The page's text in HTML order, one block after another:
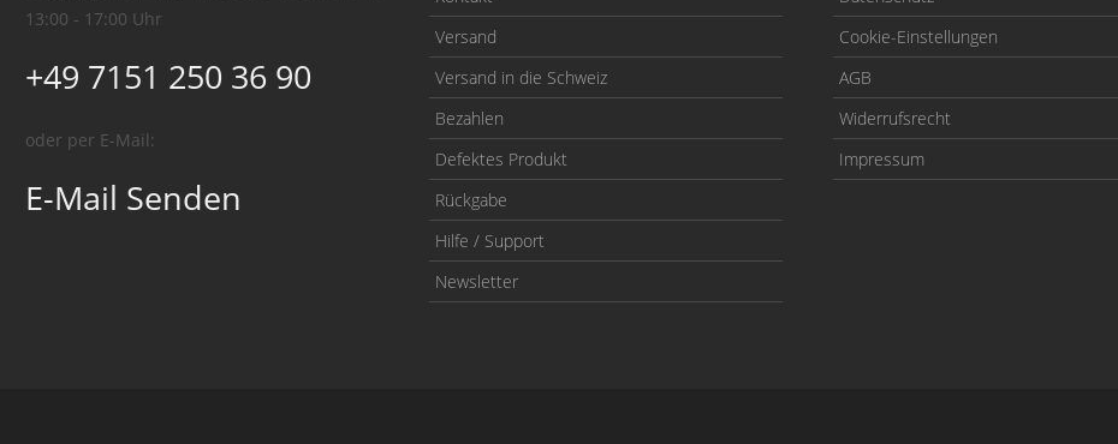
13:00 - 17:00 Uhr
+49 7151 250 36 90
oder per E-Mail:
E-Mail Senden
Versand
Versand in die Schweiz
Bezahlen
Defektes Produkt
Rückgabe
Hilfe / Support
Newsletter
Cookie-Einstellungen
AGB
Widerrufsrecht
Impressum